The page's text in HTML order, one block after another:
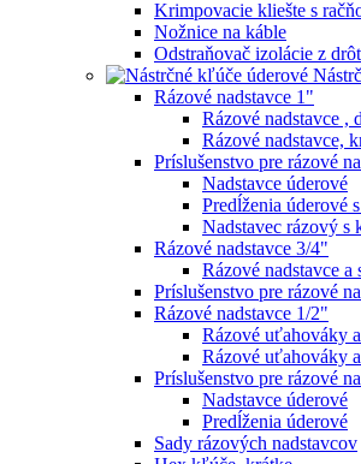
Krimpovacie kliešte s
Nožnice na káble
Odstraňovač izolácie z
Rázové nadstavce 1"
Rázové nadstavce ,
Rázové nadstavce,
Príslušenstvo pre rázové
Nadstavce úderové
Predĺženia úderové
Nadstavec rázový s
Rázové nadstavce 3/4"
Rázové nadstavce a
Príslušenstvo pre rázové
Rázové nadstavce 1/2"
Rázové uťahováky
Rázové uťahováky
Príslušenstvo pre rázové
Nadstavce úderové
Predĺženia úderové
Sady rázových nadstavcov